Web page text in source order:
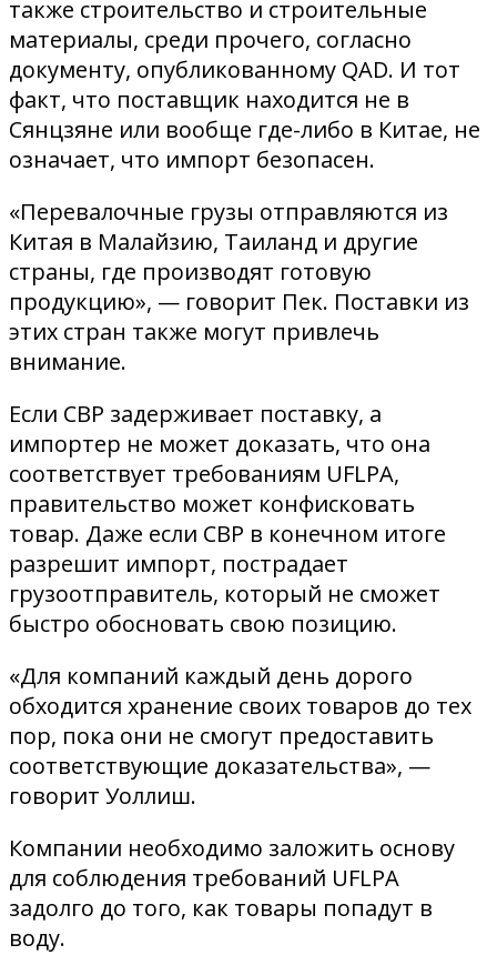
также строительство и строительные
материалы, среди прочего, согласно
документу, опубликованному QAD. И тот
факт, что поставщик находится не в
Сянцзяне или вообще где-либо в Китае, не
означает, что импорт безопасен.
«Перевалочные грузы отправляются из
Китая в Малайзию, Таиланд и другие
страны, где производят готовую
продукцию», — говорит Пек. Поставки из
этих стран также могут привлечь
внимание.
Если CBP задерживает поставку, а
импортер не может доказать, что она
соответствует требованиям UFLPA,
правительство может конфисковать
товар. Даже если CBP в конечном итоге
разрешит импорт, пострадает
грузоотправитель, который не сможет
быстро обосновать свою позицию.
«Для компаний каждый день дорого
обходится хранение своих товаров до тех
пор, пока они не смогут предоставить
соответствующие доказательства», —
говорит Уоллиш.
Компании необходимо заложить основу
для соблюдения требований UFLPA
задолго до того, как товары попадут в
воду.